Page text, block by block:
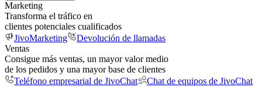
Marketing
Transforma el tráfico en
clientes potenciales cualificados
JivoMarketing
Devolución de llamadas
Ventas
Consigue más ventas, un mayor valor medio
de los pedidos y una mayor base de clientes
Teléfono empresarial de JivoChat
Chat de equipos de JivoChat